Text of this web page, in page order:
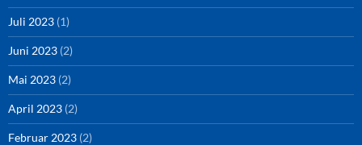
Juli 2023 (1)
Juni 2023 (2)
Mai 2023 (2)
April 2023 (2)
Februar 2023 (2)